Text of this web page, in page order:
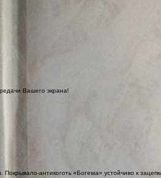
Вашего экрана!
антикоготь «Богема» устойчиво к